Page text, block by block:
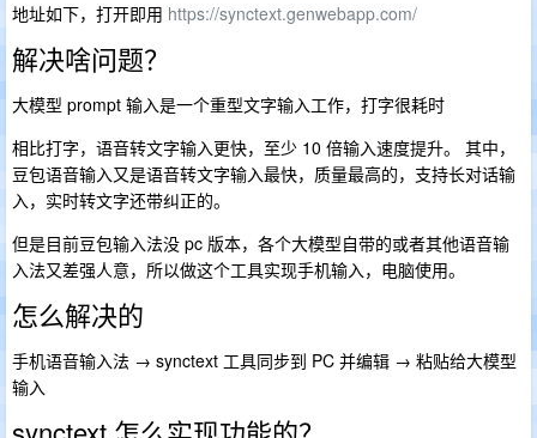
地址如下，打开即用 https://synctext.genwebapp.com/
解决啥问题？
大模型 prompt 输入是一个重型文字输入工作，打字很耗时
相比打字，语音转文字输入更快，至少 10 倍输入速度提升。 其中，
豆包语音输入又是语音转文字输入最快，质量最高的，支持长对话输
入，实时转文字还带纠正的。
但是目前豆包输入法没 pc 版本，各个大模型自带的或者其他语音输
入法又差强人意，所以做这个工具实现手机输入，电脑使用。
怎么解决的
手机语音输入法 → synctext 工具同步到 PC 并编辑 → 粘贴给大模型
输入